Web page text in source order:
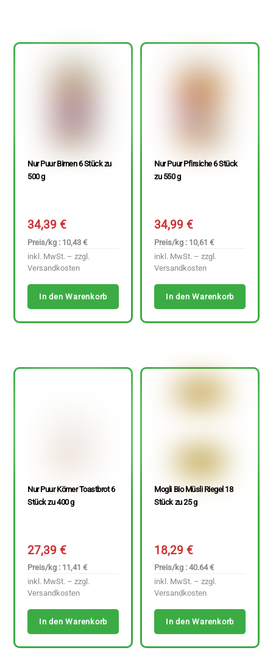
Nur Puur Birnen 6 Stück zu
500 g
34,39€
Preis/kg : 10,43 €
inkl. MwSt. – zzgl.
Versandkosten
In den Warenkorb
Nur Puur Pfirsiche 6 Stück
zu 550 g
34,99€
Preis/kg : 10,61 €
inkl. MwSt. – zzgl.
Versandkosten
In den Warenkorb
Nur Puur Körner Toastbrot 6
Stück zu 400 g
27,39€
Preis/kg : 11,41 €
inkl. MwSt. – zzgl.
Versandkosten
In den Warenkorb
Mogli Bio Müsli Riegel 18
Stück zu 25 g
18,29€
Preis/kg : 40.64 €
inkl. MwSt. – zzgl.
Versandkosten
In den Warenkorb